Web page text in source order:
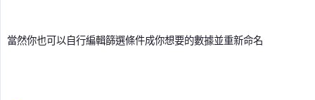
當然你也可以自行編輯篩選條件成你想要的數據並重新命名